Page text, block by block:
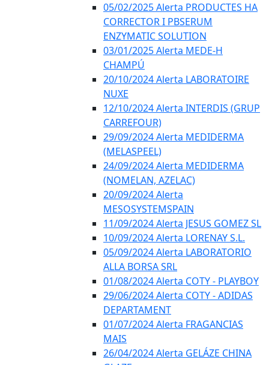
05/02/2025 Alerta PRODUCTES HA
CORRECTOR I PBSERUM
ENZYMATIC SOLUTION
03/01/2025 Alerta MEDE-H
CHAMPÚ
20/10/2024 Alerta LABORATOIRE
NUXE
12/10/2024 Alerta INTERDIS (GRUP
CARREFOUR)
29/09/2024 Alerta MEDIDERMA
(MELASPEEL)
24/09/2024 Alerta MEDIDERMA
(NOMELAN, AZELAC)
20/09/2024 Alerta
MESOSYSTEMSPAIN
11/09/2024 Alerta JESUS GOMEZ SL
10/09/2024 Alerta LORENAY S.L.
05/09/2024 Alerta LABORATORIO
ALLA BORSA SRL
01/08/2024 Alerta COTY - PLAYBOY
29/06/2024 Alerta COTY - ADIDAS
DEPARTAMENT
01/07/2024 Alerta FRAGANCIAS
MAIS
26/04/2024 Alerta GELÁZE CHINA